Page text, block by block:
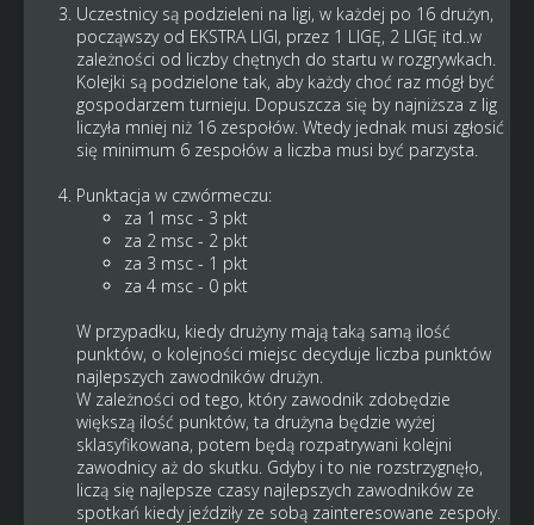
Uczestnicy są podzieleni na ligi, w każdej po 16 drużyn,
począwszy od EKSTRA LIGI, przez 1 LIGĘ, 2 LIGĘ itd..w
zależności od liczby chętnych do startu w rozgrywkach.
Kolejki są podzielone tak, aby każdy choć raz mógł być
gospodarzem turnieju. Dopuszcza się by najniższa z lig
liczyła mniej niż 16 zespołów. Wtedy jednak musi zgłosić
się minimum 6 zespołów a liczba musi być parzysta.
Punktacja w czwórmeczu:
za 1 msc - 3 pkt
za 2 msc - 2 pkt
za 3 msc - 1 pkt
za 4 msc - 0 pkt
W przypadku, kiedy drużyny mają taką samą ilość
punktów, o kolejności miejsc decyduje liczba punktów
najlepszych zawodników drużyn.
W zależności od tego, który zawodnik zdobędzie
większą ilość punktów, ta drużyna będzie wyżej
sklasyfikowana, potem będą rozpatrywani kolejni
zawodnicy aż do skutku. Gdyby i to nie rozstrzygnęło,
liczą się najlepsze czasy najlepszych zawodników ze
spotkań kiedy jeździły ze sobą zainteresowane zespoły.